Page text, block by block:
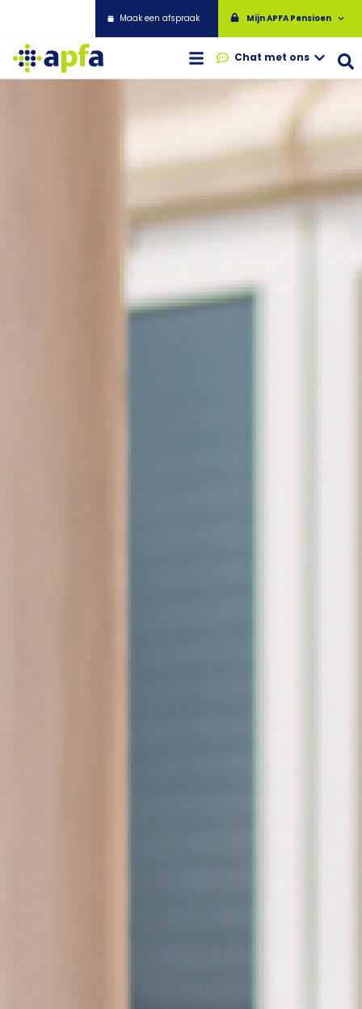
Maak een afspraak Mijn APFA Pensioen
Chat met ons